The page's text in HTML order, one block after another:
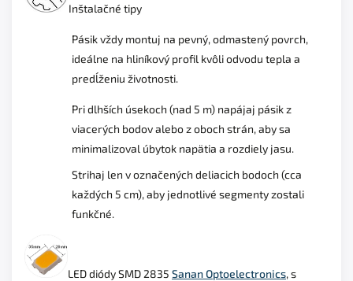
Inštalačné tipy
Pásik vždy montuj na pevný, odmastený povrch,
ideálne na hliníkový profil kvôli odvodu tepla a
predĺženiu životnosti.
Pri dlhších úsekoch (nad 5 m) napájaj pásik z
viacerých bodov alebo z oboch strán, aby sa
minimalizoval úbytok napätia a rozdiely jasu.
Strihaj len v označených deliacich bodoch (cca
každých 5 cm), aby jednotlivé segmenty zostali
funkčné.
LED diódy SMD 2835 Sanan Optoelectronics, s